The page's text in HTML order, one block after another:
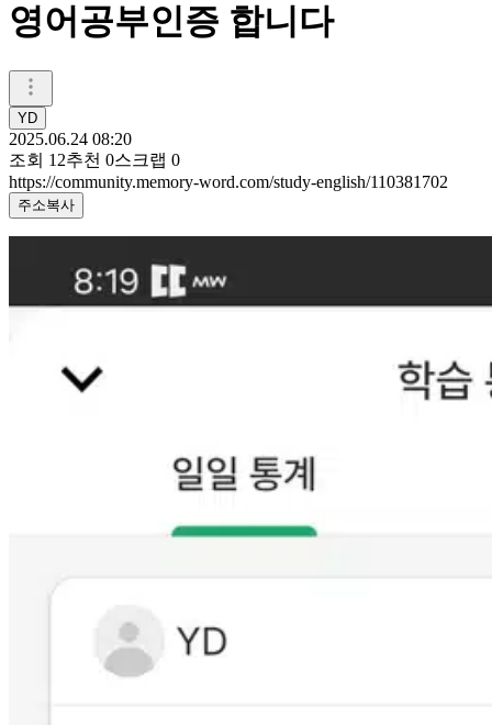
영어공부인증 합니다
YD
2025.06.24 08:20
조회 12추천 0스크랩 0
https://community.memory-word.com/study-english/110381702
주소복사